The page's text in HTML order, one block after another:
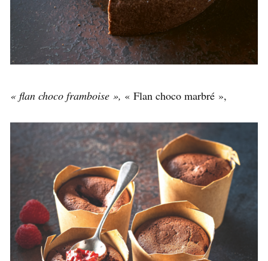
« flan choco framboise », « Flan choco marbré »,